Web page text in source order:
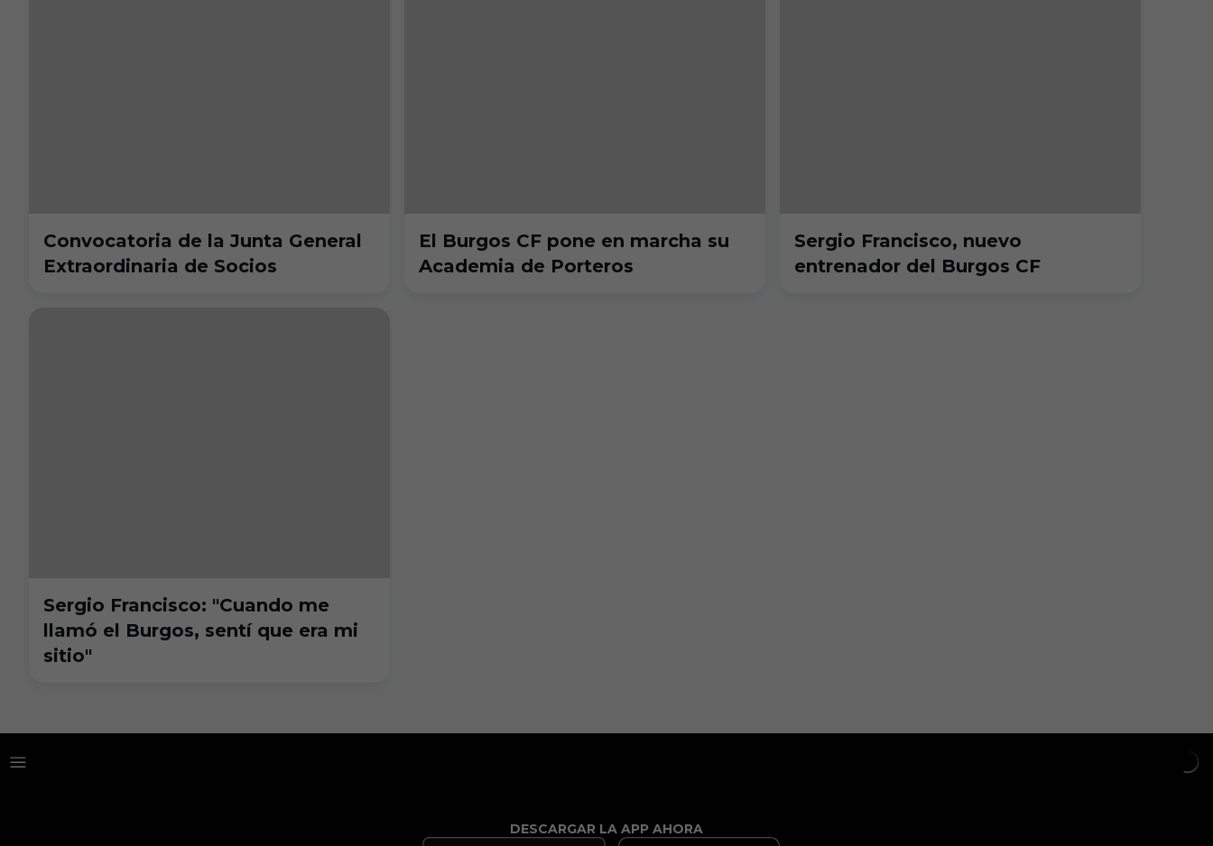
Convocatoria de la Junta General
Extraordinaria de Socios
El Burgos CF pone en marcha su
Academia de Porteros
Sergio Francisco, nuevo
entrenador del Burgos CF
Sergio Francisco: "Cuando me
llamó el Burgos, sentí que era mi
sitio"
DESCARGAR LA APP AHORA